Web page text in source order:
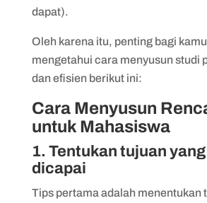
dapat).
Oleh karena itu, penting bagi
mengetahui cara menyusun studi
dan efisien berikut ini:
Cara Menyusun
untuk Mahasiswa
1. Tentukan tujuan
dicapai
Tips pertama adalah menentukan